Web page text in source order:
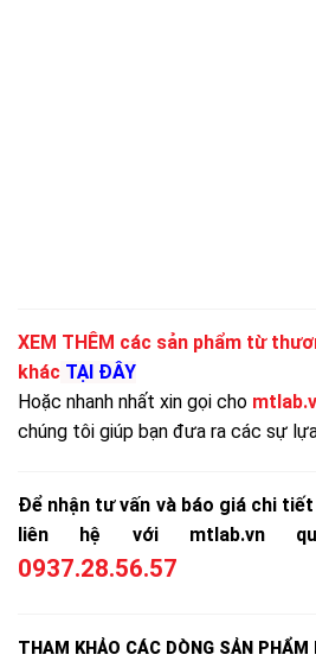
XEM THÊM các sản phẩm từ
khác TẠI ĐÂY
Hoặc nhanh nhất xin gọi cho
chúng tôi giúp bạn đưa ra các sự
Để nhận tư vấn và báo giá chi
liên hệ với mtlab.vn
0937.28.56.57
THAM KHẢO CÁC DÒNG SẢN PHẨM